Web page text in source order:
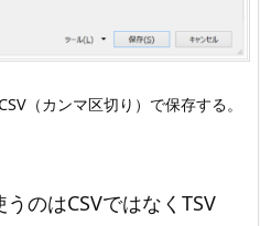
（カンマ区切り）で保存する。
のはCSVではなくTSV